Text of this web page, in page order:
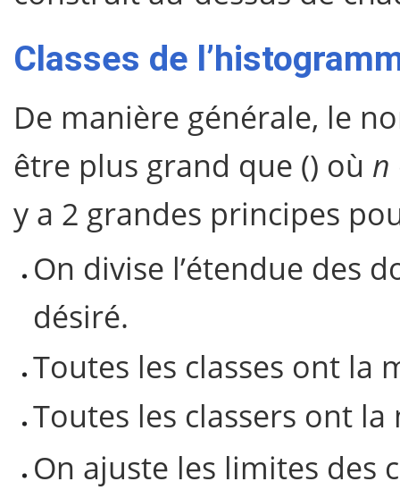
Classes de
De manière générale, le
être plus grand que () où n
y a 2 grandes principes
On divise l’étendue des
désiré.
Toutes les classes ont la
Toutes les classers ont
On ajuste les limites des